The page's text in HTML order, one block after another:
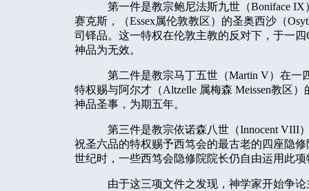
第一件是教宗鲍尼法斯九世（Boniface IX
赛克斯，（Essex属伦敦教区）的圣奥西沙（
司铎品。这一特权在伦敦主教的反对下，于一四
神品为无效。
第二件是教宗马丁五世（Martin V）在一
特权赐与阿尔才（Altzelle 属梅森 Meissen教区）
神品圣事，为期五年。
第三件是教宗依诺森八世（Innocent VIII
祝圣六品的特权赐予西笃会的最古老的四座隐
世纪时，一些西笃会隐修院院长仍自由运用此
由于这三项文件之发现，神学家开始争